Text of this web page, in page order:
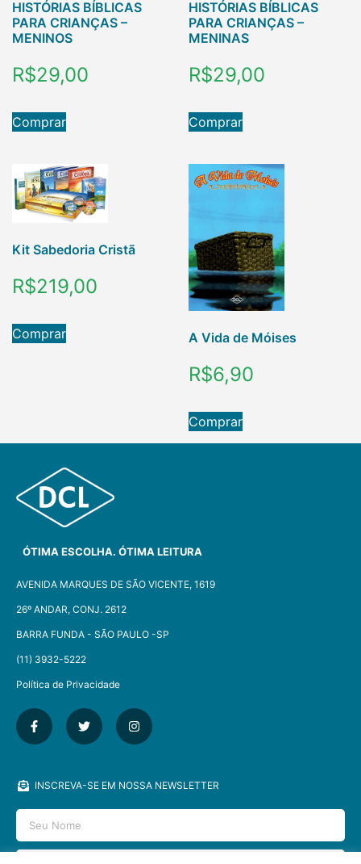
HISTÓRIAS BÍBLICAS
PARA CRIANÇAS –
MENINOS
R$29,00
Comprar
HISTÓRIAS BÍBLICAS
PARA CRIANÇAS –
MENINAS
R$29,00
Comprar
Kit Sabedoria Cristã
R$219,00
Comprar A Vida de Móises
R$6,90
Comprar
ÓTIMA ESCOLHA. ÓTIMA LEITURA
AVENIDA MARQUES DE SÃO VICENTE, 1619
26º ANDAR, CONJ. 2612
BARRA FUNDA - SÃO PAULO -SP​
(11) 3932-5222
Política de Privacidade
INSCREVA-SE EM NOSSA NEWSLETTER